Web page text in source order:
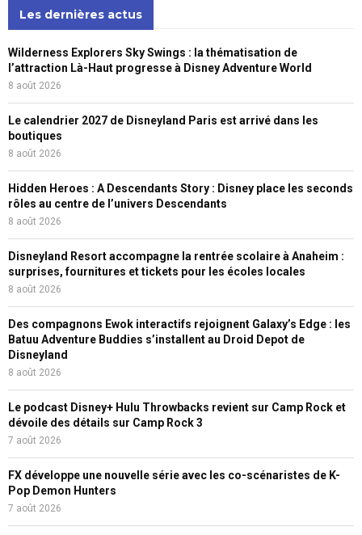
Les dernières actus
Wilderness Explorers Sky Swings : la thématisation de
l’attraction Là-Haut progresse à Disney Adventure World
8 août 2026
Le calendrier 2027 de Disneyland Paris est arrivé dans les
boutiques
8 août 2026
Hidden Heroes : A Descendants Story : Disney place les seconds
rôles au centre de l’univers Descendants
8 août 2026
Disneyland Resort accompagne la rentrée scolaire à Anaheim :
surprises, fournitures et tickets pour les écoles locales
8 août 2026
Des compagnons Ewok interactifs rejoignent Galaxy’s Edge : les
Batuu Adventure Buddies s’installent au Droid Depot de
Disneyland
8 août 2026
Le podcast Disney+ Hulu Throwbacks revient sur Camp Rock et
dévoile des détails sur Camp Rock 3
7 août 2026
FX développe une nouvelle série avec les co-scénaristes de K-
Pop Demon Hunters
7 août 2026